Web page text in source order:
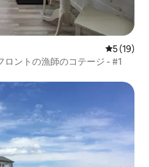
レビュー
5 (19)
ントの漁師のコテージ - #1